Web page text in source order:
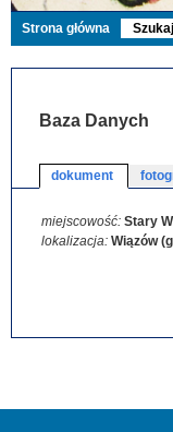
Strona główna Szukaj
Baza Danych
dokument
miejscowość: Stary
lokalizacja: Wiązów